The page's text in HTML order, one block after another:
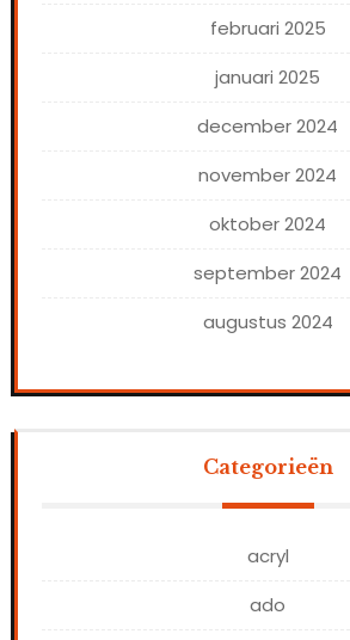
februari 2025
januari 2025
december 2024
november 2024
oktober 2024
september 2024
augustus 2024
Categorieën
acryl
ado